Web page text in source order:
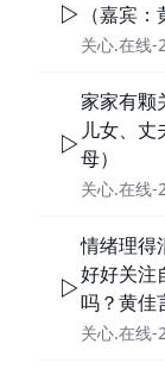
（嘉宾：
关心.在线-
家家有颗
儿女、
母）
关心.在线-
情绪理得
好好关注
吗？黄
关心.在线-